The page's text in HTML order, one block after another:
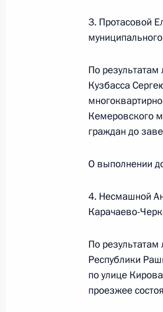
О ходе
конференц-
в Приёмной
14 декабря
24 августа 2023
О ходе
конференц-
Владимиром
граждан в
3. Протасовой
По результатам
Кузбасса
Кемеровского
граждан до
О выполнении
4. Несмашной
Карачаево-
По результатам
Республики
по улице
проезжее